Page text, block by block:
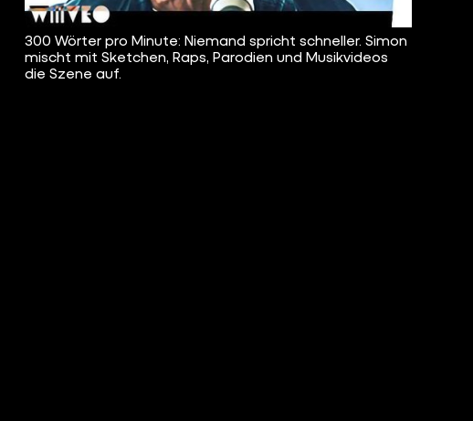
300 Wörter pro Minute: Niemand spricht schneller. Simon
mischt mit Sketchen, Raps, Parodien und Musikvideos
die Szene auf.